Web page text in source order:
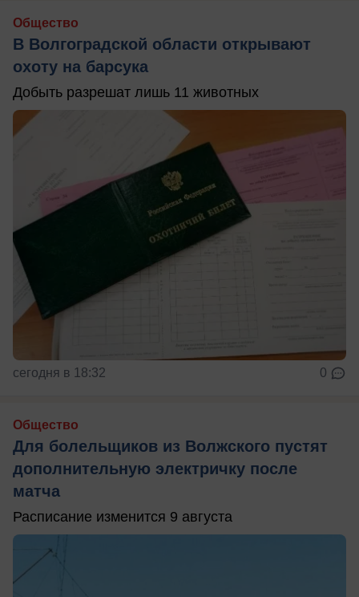
Общество
В Волгоградской области открывают
охоту на барсука
Добыть разрешат лишь 11 животных
сегодня в 18:32 0
Общество
Для болельщиков из Волжского пустят
дополнительную электричку после
матча
Расписание изменится 9 августа